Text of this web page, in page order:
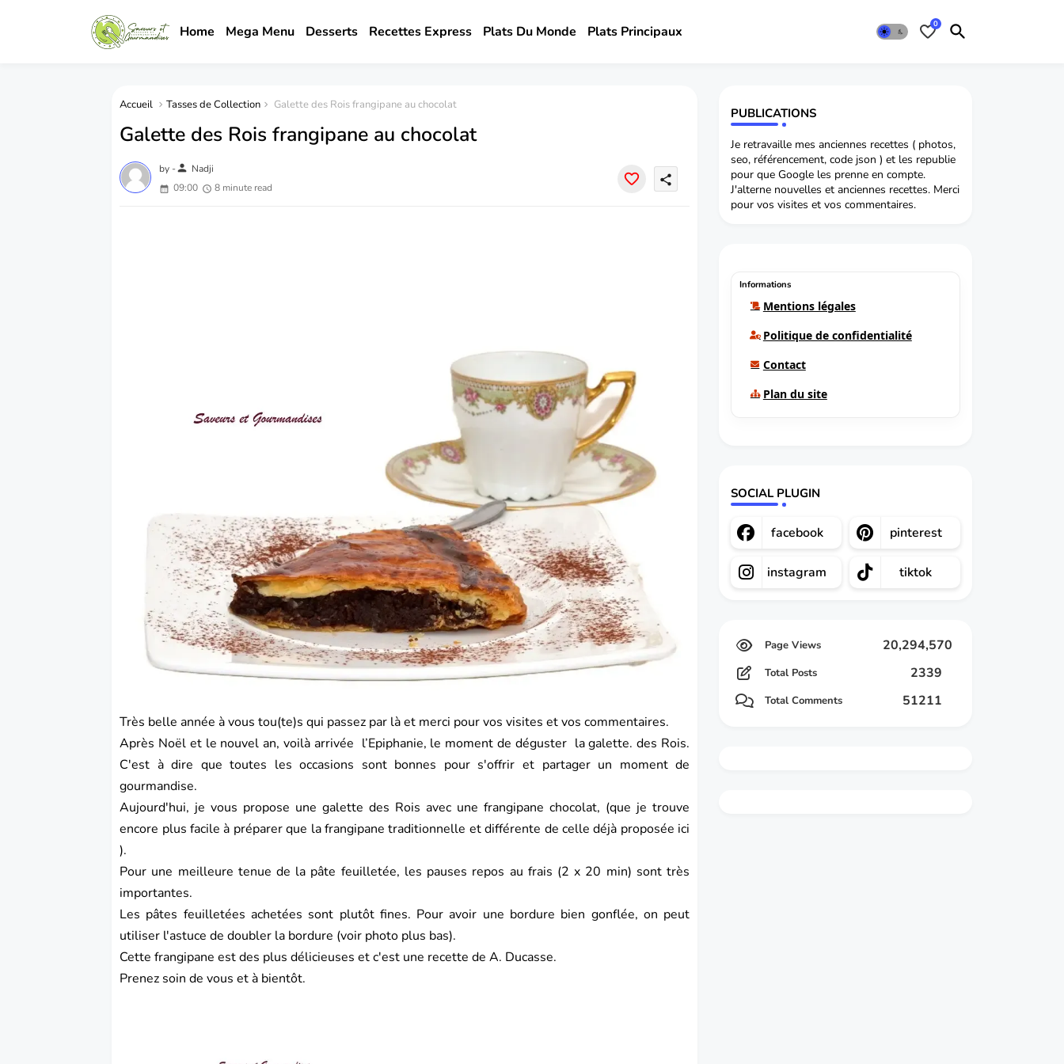
Home Mega Menu Desserts Recettes Express Plats Du Monde Plats Principaux 0
Accueil Tasses de Collection Galette des Rois frangipane au chocolat
Galette des Rois frangipane au chocolat
by -person Nadji
09:00
8 minute read
share
Très belle année à vous tou(te)s qui passez par là et merci pour vos visites et vos commentaires.
Après Noël et le nouvel an, voilà arrivée l’Epiphanie, le moment de déguster la galette. des Rois.
C'est à dire que toutes les occasions sont bonnes pour s'offrir et partager un moment de
gourmandise.
Aujourd'hui, je vous propose une galette des Rois avec une frangipane chocolat, (que je trouve
encore plus facile à préparer que la frangipane traditionnelle et différente de celle déjà proposée ici
).
Pour une meilleure tenue de la pâte feuilletée, les pauses repos au frais (2 x 20 min) sont très
importantes.
Les pâtes feuilletées achetées sont plutôt fines. Pour avoir une bordure bien gonflée, on peut
utiliser l'astuce de doubler la bordure (voir photo plus bas).
Cette frangipane est des plus délicieuses et c'est une recette de A. Ducasse.
Prenez soin de vous et à bientôt.
PUBLICATIONS
Je retravaille mes anciennes recettes ( photos,
seo, référencement, code json ) et les republie
pour que Google les prenne en compte.
J'alterne nouvelles et anciennes recettes. Merci
pour vos visites et vos commentaires.
Informations
Mentions légales
Politique de confidentialité
Contact
Plan du site
SOCIAL PLUGIN
facebook pinterest
instagram tiktok
20,294,570
Total Posts 2339
Total Comments 51211